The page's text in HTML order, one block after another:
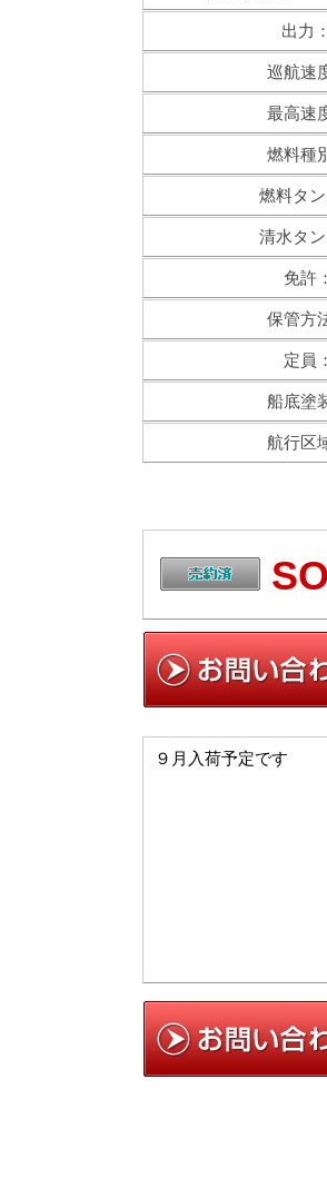
出力
巡航速
最高速
燃料種
燃料タ
清水タ
免許
保管方
定員
船底塗
航行区
９月入荷予定です